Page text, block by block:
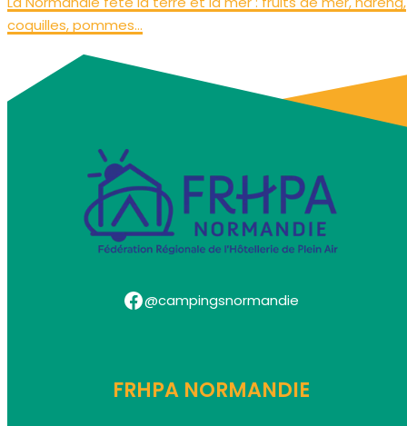
coquilles, pommes…
Facebook @campingsnormandie
FRHPA NORMANDIE